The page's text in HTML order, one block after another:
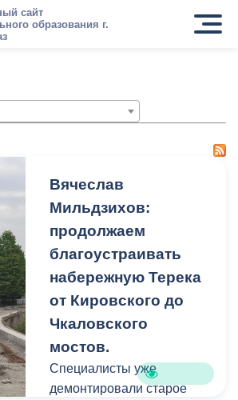
сайт
образования г.
Вячеслав
Мильдзихов:
продолжаем
благоустраивать
набережную Терека
от Кировского до
Чкаловского
мостов.
Специалисты уже
демонтировали старое